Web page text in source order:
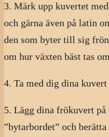
3. Märk upp kuvertet
och gärna även på latin
den som byter till sig
om hur växten bäst tas
4. Ta med dig dina
5. Lägg dina frökuvert på
”bytarbordet” och